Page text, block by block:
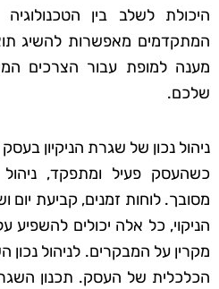
היכולת לשלב בין
המתקדמים מאפשרות להשיג
מענה למופת עבור הצרכים
שלכם.
ניהול נכון של שגרת הניקיון בעסק
כשהעסק פעיל ומתפקד, ניהול
מסובך. לוחות זמנים, קביעת יום
הניקוי, כל אלה יכולים
מקרין על המבקרים. לניהול
הכלכלית של העסק. תכנון